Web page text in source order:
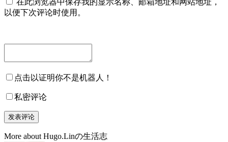
以便下次评论时使用。
点击以证明你不是机器人！
私密评论
More about Hugo.Linの生活志